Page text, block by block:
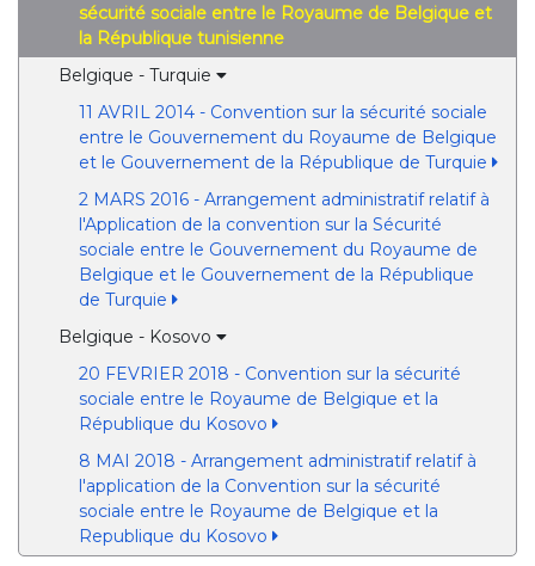
sécurité sociale entre le Royaume de Belgique et
la République tunisienne
Belgique - Turquie
11 AVRIL 2014 - Convention sur la sécurité sociale
entre le Gouvernement du Royaume de Belgique
et le Gouvernement de la République de Turquie
2 MARS 2016 - Arrangement administratif relatif à
l'Application de la convention sur la Sécurité
sociale entre le Gouvernement du Royaume de
Belgique et le Gouvernement de la République
de Turquie
Belgique - Kosovo
20 FEVRIER 2018 - Convention sur la sécurité
sociale entre le Royaume de Belgique et la
République du Kosovo
8 MAI 2018 - Arrangement administratif relatif à
l'application de la Convention sur la sécurité
sociale entre le Royaume de Belgique et la
Republique du Kosovo